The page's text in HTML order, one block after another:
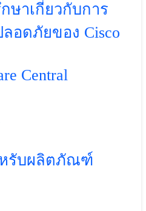
ษาเกี่ยวกับการ
อดภัยของ Cisco
Central
หรับผลิตภัณฑ์